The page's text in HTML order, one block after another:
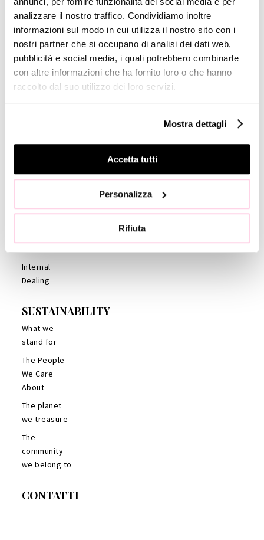
analizzare il nostro traffico. Condividiamo inoltre
informazioni sul modo in cui utilizza il nostro sito con i
nostri partner che si occupano di analisi dei dati web,
pubblicità e social media, i quali potrebbero combinarle
con altre informazioni che ha fornito loro o che hanno
raccolto dal suo utilizzo dei loro servizi.
Mostra dettagli
Accetta tutti
Personalizza
Rifiuta
Company
GOVERNANCE
Consiglio di
Amministrazione
Collegio
Azionisti
Internal
Dealing
SUSTAINABILITY
What we
stand for
The People
We Care
About
The planet
we treasure
The
community
we belong to
CONTATTI